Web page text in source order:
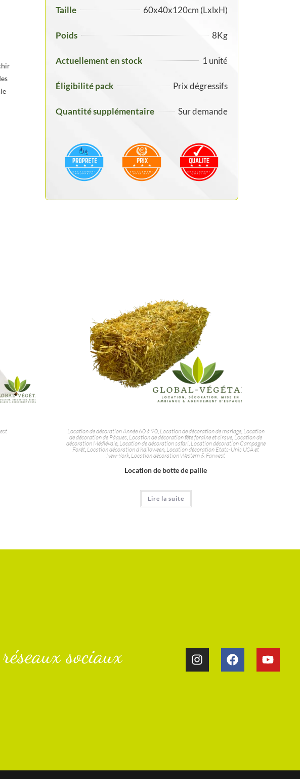
Taille 60x40x120cm (LxlxH)
Poids 8Kg
Actuellement en stock 1 unité
Éligibilité pack Prix dégressifs
Quantité supplémentaire Sur demande
Location de décoration Année 60 à 90, Location de décoration de mariage, Location
de décoration de Pâques, Location de décoration fête foraine et cirque, Location de
décoration Médiévale, Location de décoration safari, Location décoration Campagne
Forêt, Location décoration d'halloween, Location décoration Etats-Unis USA et
New-York, Location décoration Western & Farwest
Location de botte de paille
Lire la suite
sociaux​